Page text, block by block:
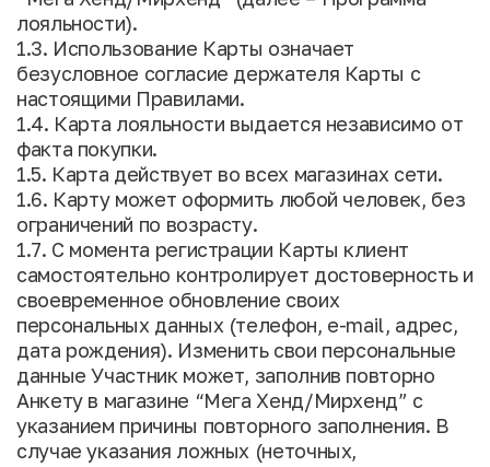
лояльности).
1.3. Использование Карты означает
безусловное согласие держателя Карты с
настоящими Правилами.
1.4. Карта лояльности выдается независимо от
факта покупки.
1.5. Карта действует во всех магазинах сети.
1.6. Карту может оформить любой человек, без
ограничений по возрасту.
1.7. С момента регистрации Карты клиент
самостоятельно контролирует достоверность и
своевременное обновление своих
персональных данных (телефон, e-mail, адрес,
дата рождения). Изменить свои персональные
данные Участник может, заполнив повторно
Анкету в магазине “Мега Хенд/Мирхенд” с
указанием причины повторного заполнения. В
случае указания ложных (неточных,